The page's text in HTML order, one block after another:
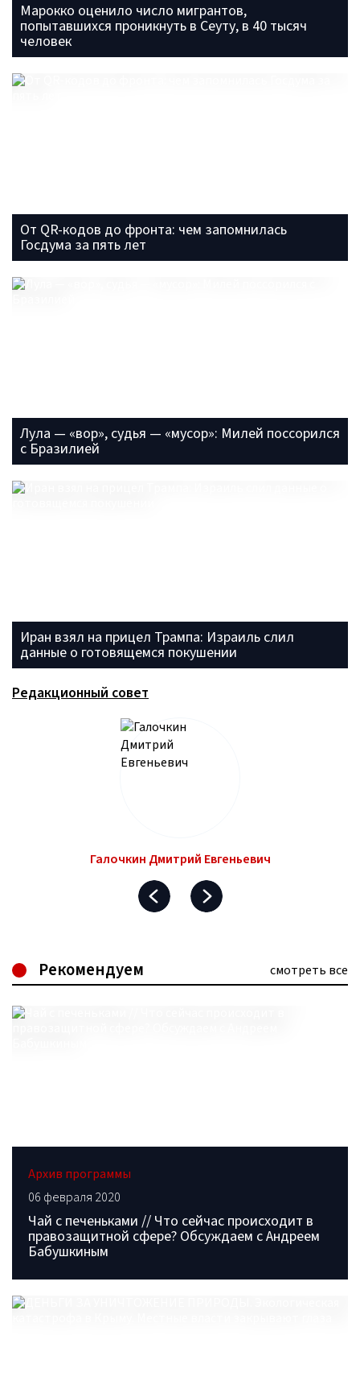
Марокко оценило число мигрантов,
попытавшихся проникнуть в Сеуту, в 40 тысяч
человек
От QR-кодов до фронта: чем запомнилась
Госдума за пять лет
Лула — «вор», судья — «мусор»: Милей поссорился
с Бразилией
Иран взял на прицел Трампа: Израиль слил
данные о готовящемся покушении
Редакционный совет
Галочкин Дмитрий Евгеньевич
Рекомендуем смотреть все
Архив программы
06 февраля 2020
Чай с печеньками // Что сейчас происходит в
правозащитной сфере? Обсуждаем с Андреем
Бабушкиным